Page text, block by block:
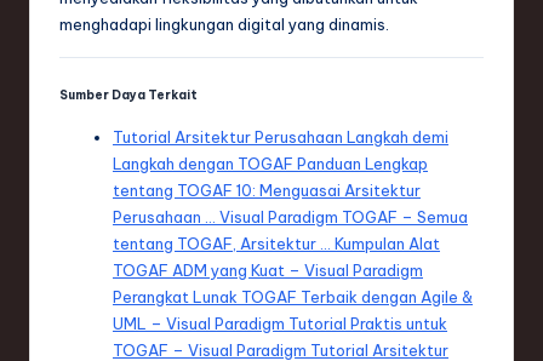
menghadapi lingkungan digital yang dinamis.
Sumber Daya Terkait
Tutorial Arsitektur Perusahaan Langkah demi
Langkah dengan TOGAF Panduan Lengkap
tentang TOGAF 10: Menguasai Arsitektur
Perusahaan … Visual Paradigm TOGAF – Semua
tentang TOGAF, Arsitektur … Kumpulan Alat
TOGAF ADM yang Kuat – Visual Paradigm
Perangkat Lunak TOGAF Terbaik dengan Agile &
UML – Visual Paradigm Tutorial Praktis untuk
TOGAF – Visual Paradigm Tutorial Arsitektur